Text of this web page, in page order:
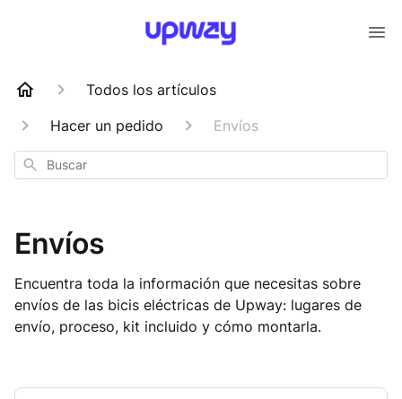
Todos los artículos
Hacer un pedido
Envíos
Buscar
Envíos
Encuentra toda la información que necesitas sobre
envíos de las bicis eléctricas de Upway: lugares de
envío, proceso, kit incluido y cómo montarla.